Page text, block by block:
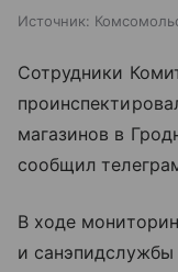
Источник:
Сотрудники
магазинов в
сообщил
В ходе
и